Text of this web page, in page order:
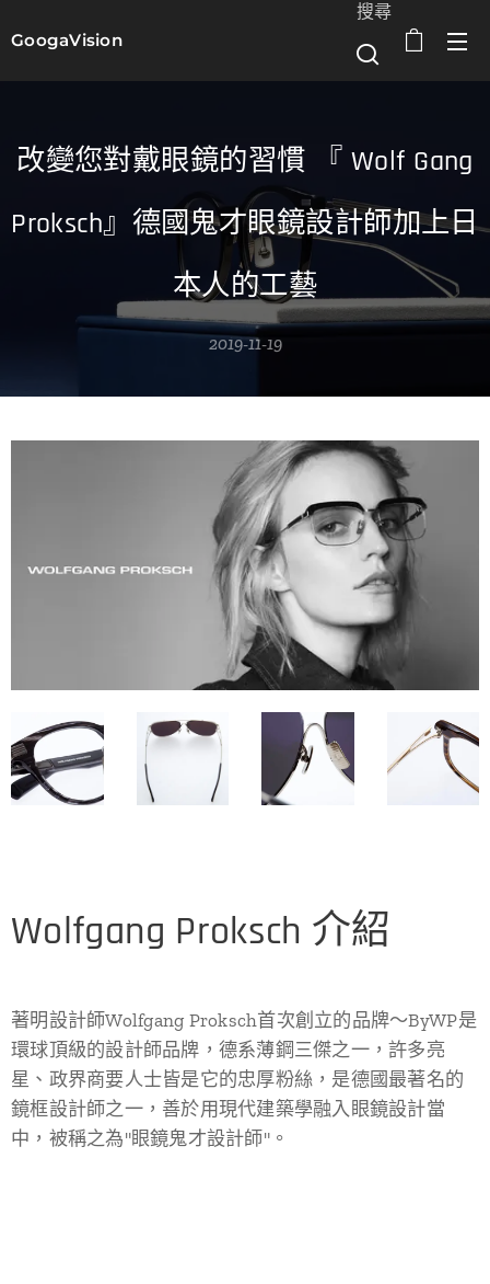
GoogaVision
搜尋
改變您對戴眼鏡的習慣 『 Wolf Gang
Proksch』德國鬼才眼鏡設計師加上日
本人的工藝
2019-11-19
Wolfgang Proksch 介紹
著明設計師Wolfgang Proksch首次創立的品牌～ByWP是
環球頂級的設計師品牌，德系薄鋼三傑之一，許多亮
星、政界商要人士皆是它的忠厚粉絲，是德國最著名的
鏡框設計師之一，善於用現代建築學融入眼鏡設計當
中，被稱之為"眼鏡鬼才設計師"。